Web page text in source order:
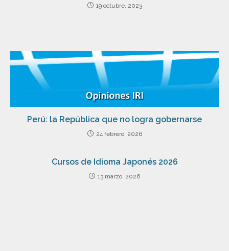
19 octubre, 2023
Perú: la República que no logra gobernarse
24 febrero, 2026
Cursos de Idioma Japonés 2026
13 marzo, 2026